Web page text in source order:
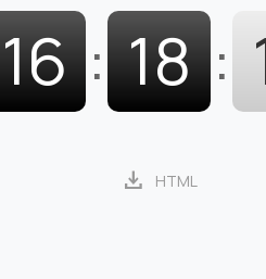
16 : 18 :
download HTML